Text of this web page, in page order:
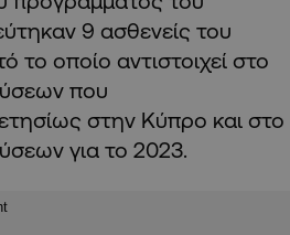
9 ασθενείς του
το οποίο αντιστοιχεί στο
που
στην Κύπρο και στο
για το 2023.